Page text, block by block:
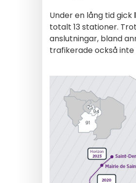
Under en lång tid gick
totalt 13 stationer.
anslutningar, bland
trafikerade också inte